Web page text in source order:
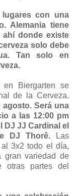
con una
Alemania tiene
ahí donde existe
solo debe
Tan solo en
Biergarten se
de la Cerveza.
agosto. Será una
a las 12:00 pm
DJ JJ Cardinal el
DJ Thorê.
Las
3x2 todo el día,
gran variedad de
otras partes del